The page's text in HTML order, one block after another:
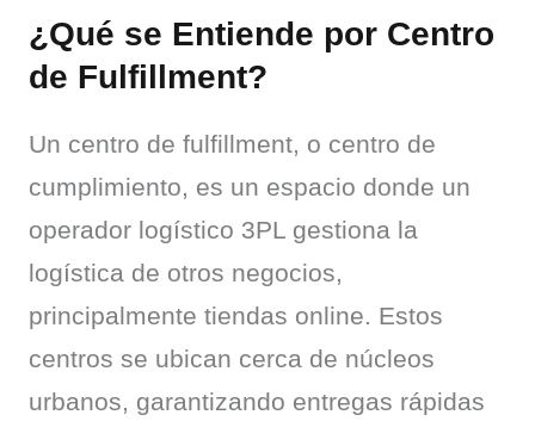
¿Qué se Entiende por Centro
de Fulfillment?
Un centro de fulfillment, o centro de
cumplimiento, es un espacio donde un
operador logístico 3PL gestiona la
logística de otros negocios,
principalmente tiendas online. Estos
centros se ubican cerca de núcleos
urbanos, garantizando entregas rápidas